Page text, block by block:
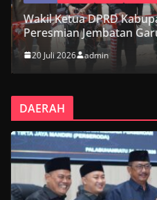
Wakil Ketua DPRD
Peresmian Jembatan
20 Juli 2026 admin
DAERAH